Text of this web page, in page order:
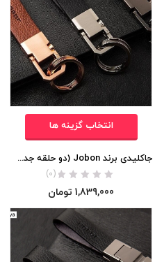
انتخاب گزینه ها
جاکلیدی برند Jobon (دو حلقه جداشونده با بند چرمی)
(0)
1,839,000 تومان